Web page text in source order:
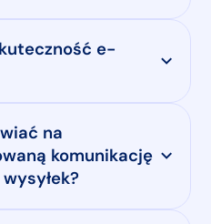
e-
na
komunikację